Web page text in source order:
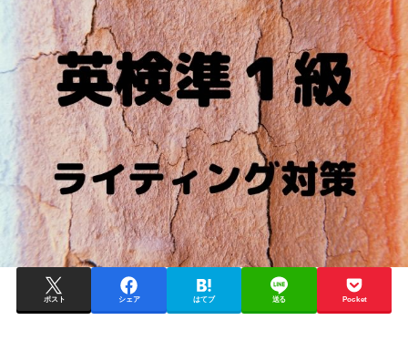
ポスト シェア はてブ 送る Pocket